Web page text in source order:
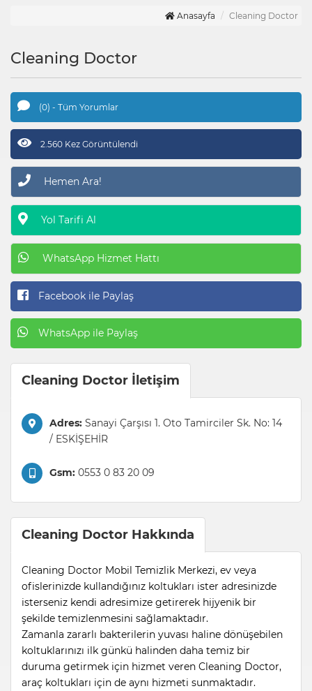
Anasayfa Cleaning Doctor
Cleaning Doctor
(0) - Tüm Yorumlar
2.560 Kez Görüntülendi
Hemen Ara!
Yol Tarifi Al
WhatsApp Hizmet Hattı
Facebook ile Paylaş
WhatsApp ile Paylaş
Cleaning Doctor İletişim
Adres: Sanayi Çarşısı 1. Oto Tamirciler Sk. No: 14
/ ESKİŞEHİR
Gsm: 0553 0 83 20 09
Cleaning Doctor Hakkında
Cleaning Doctor Mobil Temizlik Merkezi, ev veya
ofislerinizde kullandığınız koltukları ister adresinizde
isterseniz kendi adresimize getirerek hijyenik bir
şekilde temizlenmesini sağlamaktadır.
Zamanla zararlı bakterilerin yuvası haline dönüşebilen
koltuklarınızı ilk günkü halinden daha temiz bir
duruma getirmek için hizmet veren Cleaning Doctor,
araç koltukları için de aynı hizmeti sunmaktadır.